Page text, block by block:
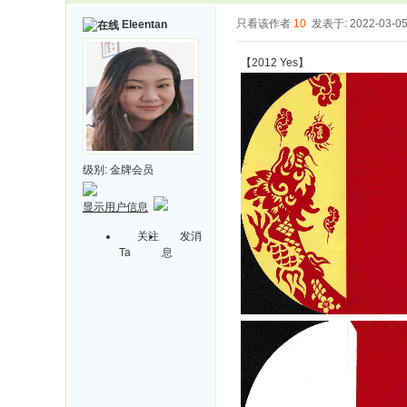
Eleentan
级别: 金牌会员
显示用户信息
关注
Ta
发消
息
只看该作者 10 发表于: 2022-03-05
【2012 Yes】